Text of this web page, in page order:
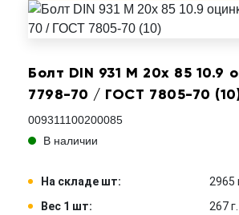
Болт DIN 931 M 20x 85 10.9
7798-70 / ГОСТ 7805-70
009311100200085
В наличии
На складе шт:
2965
Вес 1 шт:
267 г.